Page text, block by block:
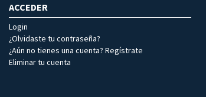
ACCEDER
Login
¿Olvidaste tu contraseña?
¿Aún no tienes una cuenta? Regístrate
Eliminar tu cuenta